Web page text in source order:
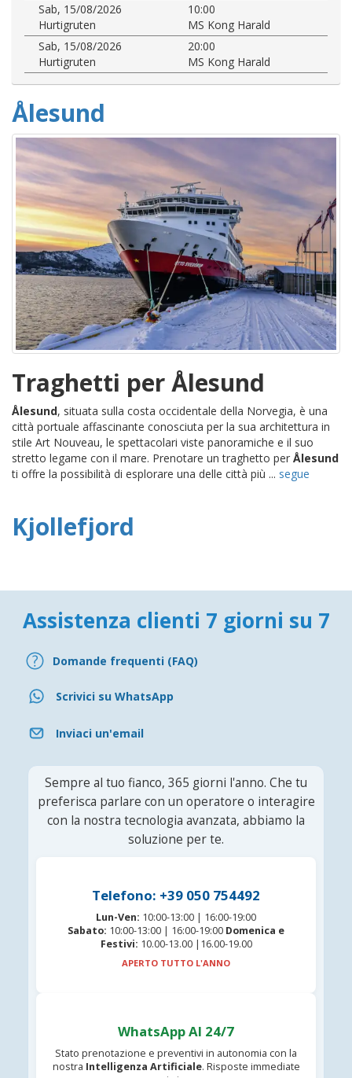
Sab, 15/08/2026
10:00
Hurtigruten
MS Kong Harald
Sab, 15/08/2026
20:00
Hurtigruten
MS Kong Harald
Ålesund
Traghetti per Ålesund
Ålesund, situata sulla costa occidentale della Norvegia, è una
città portuale affascinante conosciuta per la sua architettura in
stile Art Nouveau, le spettacolari viste panoramiche e il suo
stretto legame con il mare. Prenotare un traghetto per Ålesund
ti offre la possibilità di esplorare una delle città più ... segue
Kjollefjord
Assistenza clienti 7 giorni su 7
Domande frequenti (FAQ)
Scrivici su WhatsApp
Inviaci un'email
Sempre al tuo fianco, 365 giorni l'anno. Che tu
preferisca parlare con un operatore o interagire
con la nostra tecnologia avanzata, abbiamo la
soluzione per te.
Telefono: +39 050 754492
Lun-Ven: 10:00-13:00 | 16:00-19:00
Sabato: 10:00-13:00 | 16:00-19:00 Domenica e
Festivi: 10.00-13.00 |16.00-19.00
APERTO TUTTO L'ANNO
WhatsApp AI 24/7
Stato prenotazione e preventivi in autonomia con la
nostra Intelligenza Artificiale. Risposte immediate